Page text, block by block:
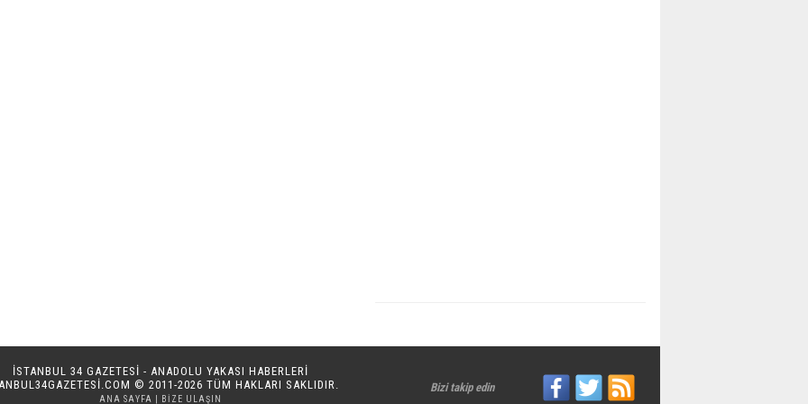
İSTANBUL 34 GAZETESİ - ANADOLU YAKASI HABERLERİ
© 2011-2026 TÜM HAKLARI SAKLIDIR.
ANA SAYFA BIZE ULAŞIN
Bizi takip edin